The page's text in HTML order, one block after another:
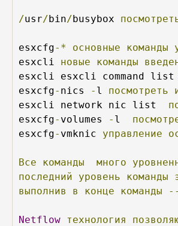
/usr/bin/busybox
esxcfg-* основные команды
esxcli новые команды
esxcli esxcli command list
esxcfg- nics - l посмотреть
esxcli network nic list
esxcfg- volumes - l
esxcfg- vmknic управление
Все команды много
последний
уровень команды
выполнив
в конце команды --
Netflow технология